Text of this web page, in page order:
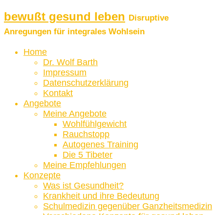
bewußt gesund leben Disruptive
Anregungen für integrales Wohlsein
Home
Dr. Wolf Barth
Impressum
Datenschutzerklärung
Kontakt
Angebote
Meine Angebote
Wohlfühlgewicht
Rauchstopp
Autogenes Training
Die 5 Tibeter
Meine Empfehlungen
Konzepte
Was ist Gesundheit?
Krankheit und ihre Bedeutung
Schulmedizin gegenüber Ganzheitsmedizin